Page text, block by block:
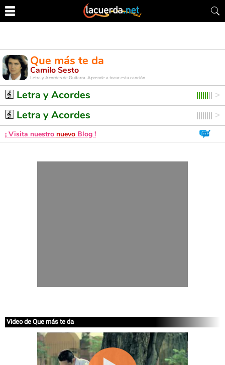
Que más te da
Camilo Sesto
Letra y Acordes de Guitarra. Aprende a tocar esta canción
Letra y Acordes
Letra y Acordes
¡ Visita nuestro nuevo Blog !
Video de Que más te da